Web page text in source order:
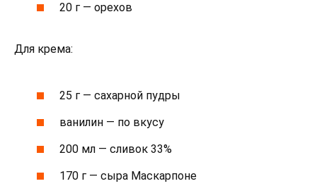
20 г — орехов
Для крема:
25 г — сахарной пудры
ванилин — по вкусу
200 мл — сливок 33%
170 г — сыра Маскарпоне